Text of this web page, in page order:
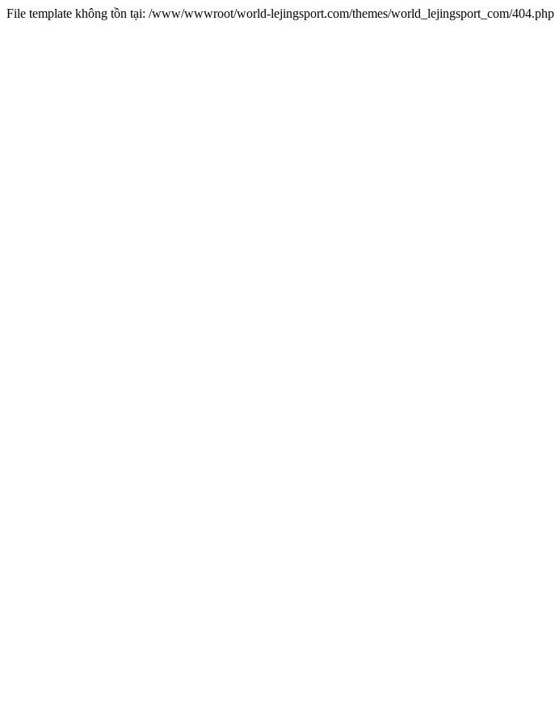
File template không tồn tại: /www/wwwroot/world-lejingsport.com/themes/world_lejingsport_com/404.php